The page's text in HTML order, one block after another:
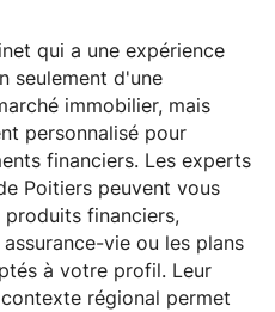
qui a une expérience
seulement d'une
immobilier, mais
personnalisé pour
financiers. Les experts
Poitiers peuvent vous
produits financiers,
vie ou les plans
à votre profil. Leur
régional permet